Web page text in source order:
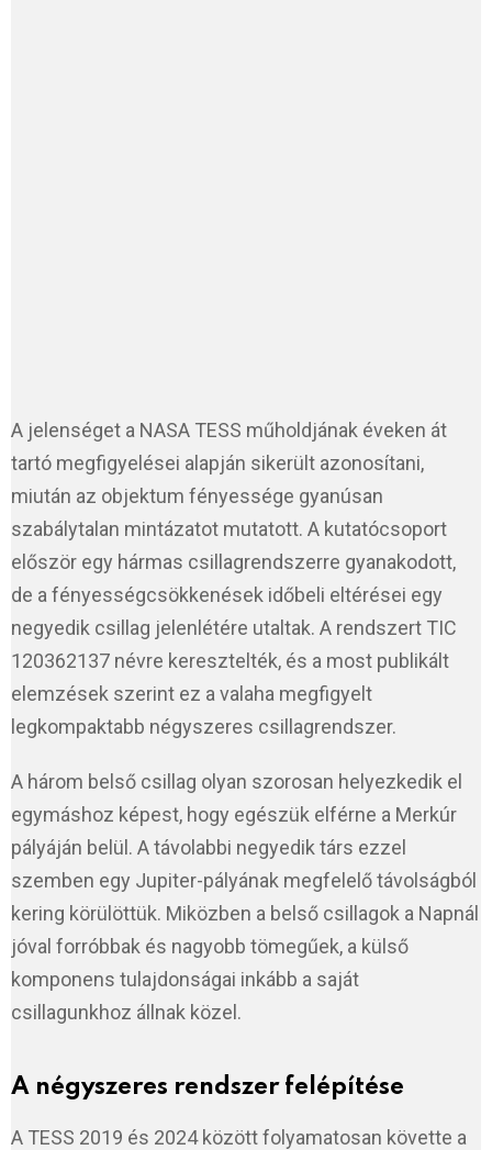
A jelenséget a NASA TESS műholdjának éveken át
tartó megfigyelései alapján sikerült azonosítani,
miután az objektum fényessége gyanúsan
szabálytalan mintázatot mutatott. A kutatócsoport
először egy hármas csillagrendszerre gyanakodott,
de a fényességcsökkenések időbeli eltérései egy
negyedik csillag jelenlétére utaltak. A rendszert TIC
120362137 névre keresztelték, és a most publikált
elemzések szerint ez a valaha megfigyelt
legkompaktabb négyszeres csillagrendszer.
A három belső csillag olyan szorosan helyezkedik el
egymáshoz képest, hogy egészük elférne a Merkúr
pályáján belül. A távolabbi negyedik társ ezzel
szemben egy Jupiter-pályának megfelelő távolságból
kering körülöttük. Miközben a belső csillagok a Napnál
jóval forróbbak és nagyobb tömegűek, a külső
komponens tulajdonságai inkább a saját
csillagunkhoz állnak közel.
A négyszeres rendszer felépítése
A TESS 2019 és 2024 között folyamatosan követte a